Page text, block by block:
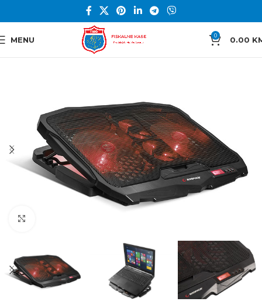
MENU 0 0.00